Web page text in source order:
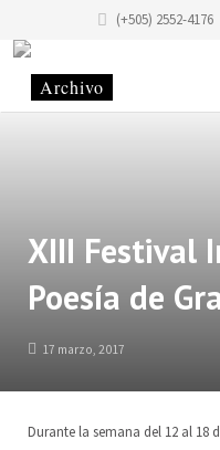
(+505) 2552-4176
Misión
Historia del edificio
Historia de la
Código de Conducta
Alquiler y Servicios
Programas
Escuela de Música
Taller «Infantilarte»
Taller de Artistas
Colectivo Tonantzin
Eventos
Historias
Contacto
Sitio
Donaciones
XIII Festival
Poesía de
17 marzo, 2017
Durante la semana del 12 al 18